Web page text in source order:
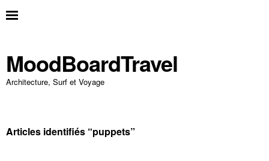
MoodBoardTravel
Architecture, Surf et Voyage
Articles identifiés “puppets”